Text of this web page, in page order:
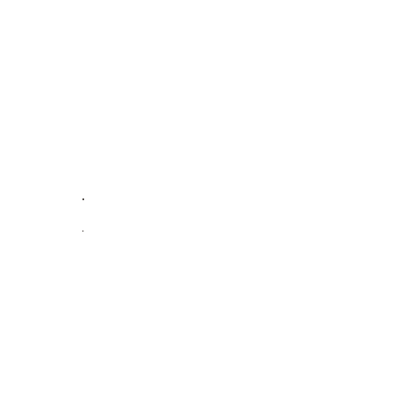
.
.